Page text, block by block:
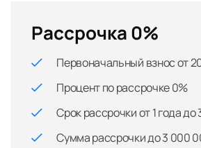
Рассрочка 0%
Первоначальный взнос от
Процент по рассрочке 0%
Срок рассрочки от 1 года до
Сумма рассрочки до 3 000